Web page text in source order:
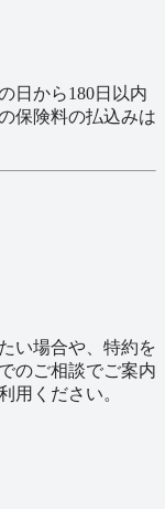
日から180日以内
保険料の払込みは
い場合や、特約を
のご相談でご案内
用ください。